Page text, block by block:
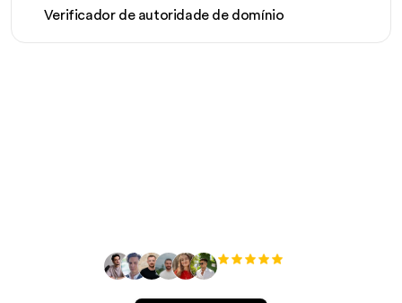
Verificador de autoridade de domínio